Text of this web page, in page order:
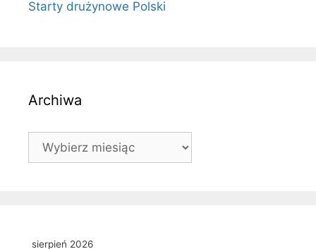
Starty drużynowe Polski
Archiwa
Archiwa
sierpień 2026